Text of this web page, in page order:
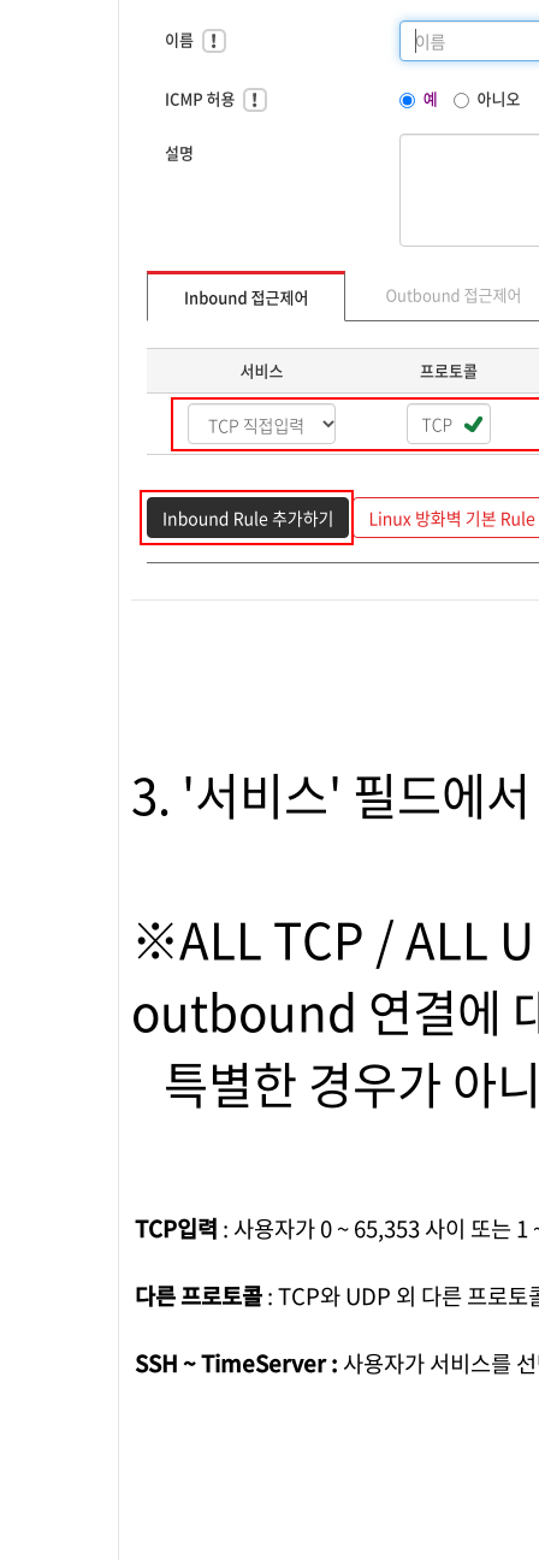
3. '서비스' 필드에
※ALL TCP / ALL
outbound 연결에
특별한 경우가 아
TCP입력 : 사용자가 0 ~ 65,353 사이 또는
다른 프로토콜: TCP와 UDP 외 다른 프로
SSH ~ TimeServer : 사용자가 서비스를